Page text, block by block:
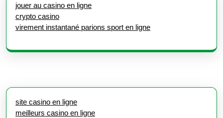
jouer au casino en ligne
crypto casino
virement instantané parions sport en ligne
site casino en ligne
meilleurs casino en ligne